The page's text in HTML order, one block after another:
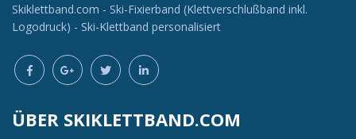
Skiklettband.com - Ski-Fixierband (Klettverschlußband inkl.
Logodruck) - Ski-Klettband personalisiert
ÜBER SKIKLETTBAND.COM